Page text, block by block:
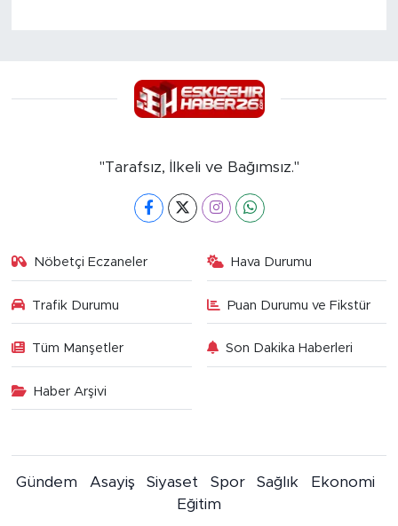
"Tarafsız, İlkeli ve Bağımsız."
Nöbetçi Eczaneler Hava Durumu
Trafik Durumu Puan Durumu ve Fikstür
Tüm Manşetler Son Dakika Haberleri
Haber Arşivi
Gündem Asayiş Siyaset Spor Sağlık
Ekonomi
Eğitim